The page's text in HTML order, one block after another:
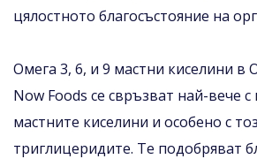
цялocтнoтo блaгocъcтoяниe нa
Омега 3, 6, и 9 мастни киселини в
Nоw Fооdѕ се свръзват най-вече
мастните киселини и особено с
триглицеридите. Те подобряват